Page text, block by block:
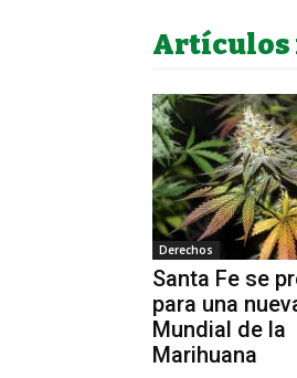
Artículos
Derechos
Santa Fe se
para una
Mundial de la
Marihuana